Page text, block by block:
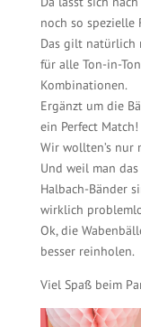
noch so spezielle
Das gilt natürlich
für alle Ton-in-
Kombinationen.
Ergänzt um die
ein Perfect Match!
Wir wollten’s nur
Und weil man
Halbach-Bänder
wirklich
Ok, die
besser reinholen.
Viel Spaß beim